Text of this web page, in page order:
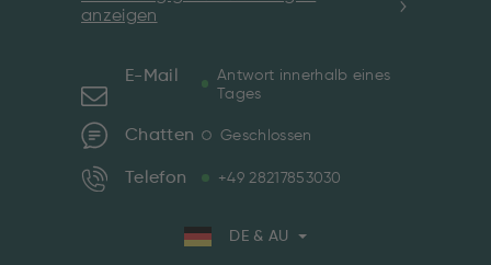
anzeigen
E-Mail
Antwort innerhalb eines
Tages
Chatten Geschlossen
Telefon +49 28217853030
DE & AU